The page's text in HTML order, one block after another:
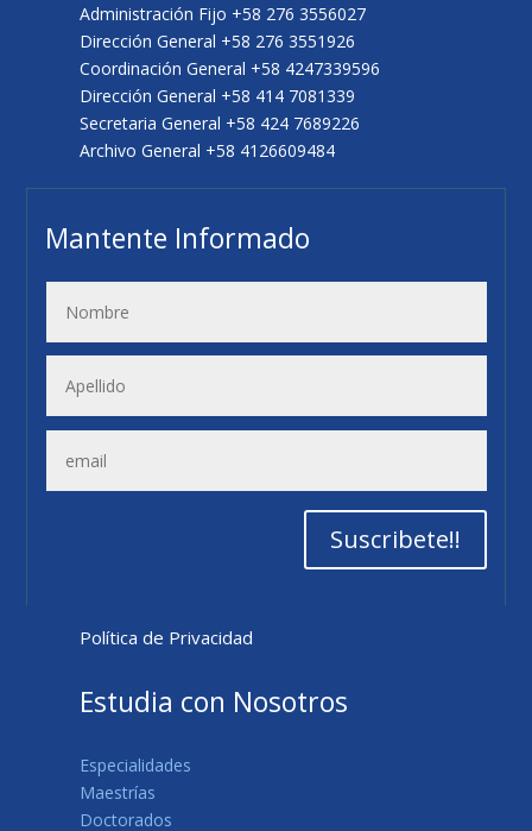
Administración Fijo +58 276 3556027
Dirección General +58 276 3551926
Coordinación General +58 4247339596
Dirección General +58 414 7081339
Secretaria General +58 424 7689226
Archivo General +58 4126609484
Mantente Informado
Suscribete!!
Política de Privacidad
Estudia con Nosotros
Especialidades
Maestrías
Doctorados